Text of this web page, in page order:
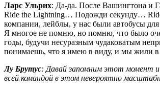
Ларс Ульрих: Да-да. После Вашингтона и
Ride the Lightning… Подожди секунду…
компании, лейблы, у нас были автобусы
Я многое не помню, но помню, что было
годы, будучи несуразным чудаковатым
понимаешь, что я имею в виду, и мы жили в
Лу Брутус: Давай запомним этот момент и
всей командой в этом невероятно